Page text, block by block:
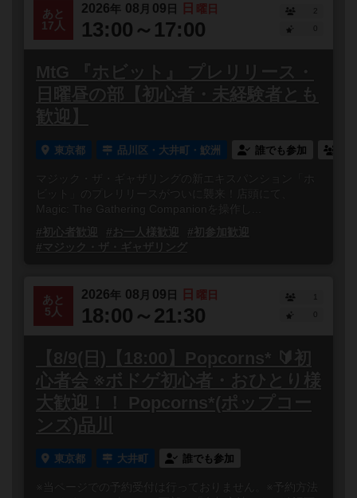
あと
17人
2026年 08 月 09 日 日 曜日
13:00～17:00
2
MtG 『ホビット』 プレリリース・
日曜昼の部【初心者・未経験者とも
歓迎】
東京都 品川区・大井町・鮫洲 誰でも参加
マジック・ザ・ギャザリングの新エキスパンション「ホ
ビット」のプレリリースがついに襲来！店頭にて、
Magic: The Gathering Companionを操作し...
#初心者歓迎
#お一人様歓迎
#初参加歓迎
#マジック・ザ・ギャザリング
あと
5人
2026年 08 月 09 日 日 曜日
18:00～21:30
1
【8/9(日)【18:00】Popcorns* 🔰初
心者会 ※ボドゲ初心者・おひとり様
大歓迎！！ Popcorns*(ポップコー
ンズ)品川
東京都 大井町 誰でも参加
※当ページでの予約受付は行っておりません。※予約方法